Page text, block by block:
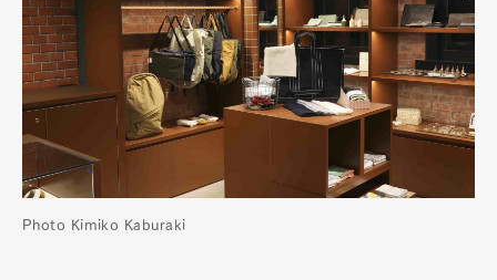
Photo Kimiko Kaburaki